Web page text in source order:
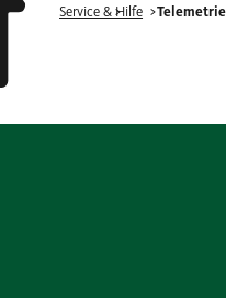
Service & Hilfe Telemetrie